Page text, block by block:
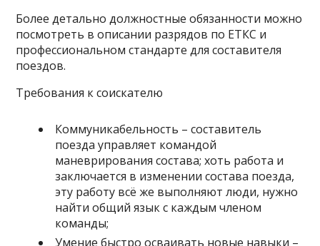
Более детально должностные обязанности можно
посмотреть в описании разрядов по ЕТКС и
профессиональном стандарте для составителя
поездов.
Требования к соискателю
Коммуникабельность – составитель
поезда управляет командой
маневрирования состава; хоть работа и
заключается в изменении состава поезда,
эту работу всё же выполняют люди, нужно
найти общий язык с каждым членом
команды;
Умение быстро осваивать новые навыки –